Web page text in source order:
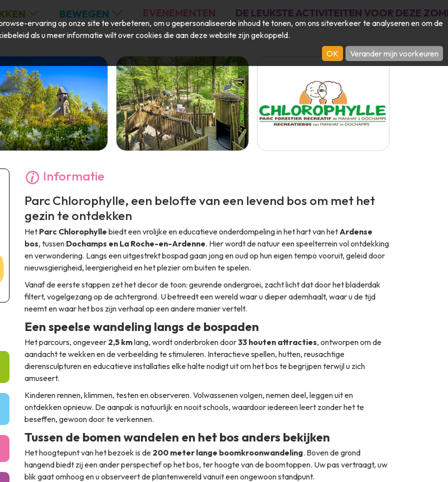
BEWEGEN EVENEMENTEN DE LEUKSTE ACTIVITEITEN VOOR DEZE
Informatie
Parc Chlorophylle, een belofte van een levend bos om met het
gezin te ontdekken
Het Parc Chlorophylle biedt een vrolijke en educatieve onderdompeling in het hart van het Ardense
bos, tussen Dochamps en La Roche-en-Ardenne. Hier wordt de natuur een speelterrein vol ontdekking
en verwondering. Langs een uitgestrekt bospad gaan jong en oud op hun eigen tempo vooruit, geleid door
nieuwsgierigheid, leergierigheid en het plezier om buiten te spelen.
Vanaf de eerste stappen zet het decor de toon: geurende ondergroei, zacht licht dat door het bladerdak
filtert, vogelgezang op de achtergrond. U betreedt een wereld waar u dieper ademhaalt, waar u de tijd
neemt en waar het bos zijn verhaal op een andere manier vertelt.
Een speelse wandeling langs de bospaden
Het parcours, ongeveer 2,5 kmlang, wordt onderbroken door33 houten attracties, ontworpen om de
aandacht te wekken en de verbeelding te stimuleren. Interactieve spellen, hutten, reusachtige
dierensculpturen en educatieve installaties elke halte nodigt uit om het bos te begrijpen terwijl u zich
amuseert.
Kinderen rennen, klimmen, testen en observeren. Volwassenen volgen, nemen deel, leggen uit en
ontdekken opnieuw. De aanpak is natuurlijk en nooit schools, waardoor iedereen leert zonder het te
beseffen, gewoon door te verkennen.
Tussen de bomen wandelen en het bos anders bekijken
Het hoogtepunt van het bezoek is de 200 meter lange boomkroonwandeling. Boven de grond
hangend biedt zij een ander perspectief op het bos, ter hoogte van de boomtoppen. Uw pas vertraagt, uw
blik gaat omhoog en u observeert de plantenwereld vanuit een ongewoon standpunt.
ervaring op onze site te verbeteren, om u gepersonaliseerde inhoud te tonen, om ons siteverkeer te analyseren en om de
als u meer informatie wilt over cookies die aan deze website zijn gekoppeld.
OK
Verander mijn voorkeuren